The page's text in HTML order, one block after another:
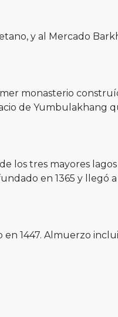
y al Mercado
monasterio
de Yumbulakhang
los tres mayores
en 1365 y llegó a
1447. Almuerzo